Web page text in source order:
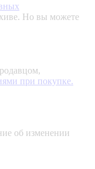
Но вы можете
при покупке.
об изменении